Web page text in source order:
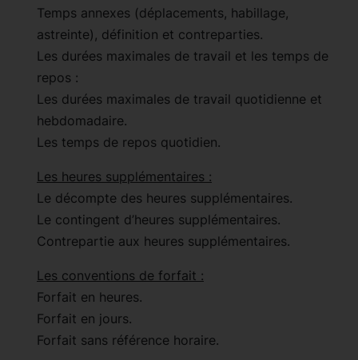
Temps annexes (déplacements, habillage,
astreinte), définition et contreparties.
Les durées maximales de travail et les temps de
repos :
Les durées maximales de travail quotidienne et
hebdomadaire.
Les temps de repos quotidien.
Les heures supplémentaires :
Le décompte des heures supplémentaires.
Le contingent d’heures supplémentaires.
Contrepartie aux heures supplémentaires.
Les conventions de forfait :
Forfait en heures.
Forfait en jours.
Forfait sans référence horaire.